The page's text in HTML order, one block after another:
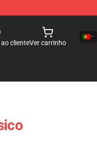
clienteVer carrinho